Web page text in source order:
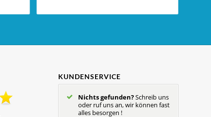
KUNDENSERVICE
Nichts gefunden?Schreib uns
oder ruf uns an, wir können fast
alles besorgen !